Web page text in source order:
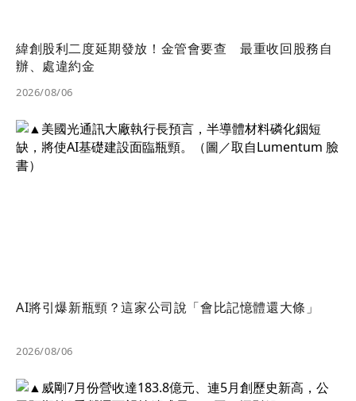
緯創股利二度延期發放！金管會要查 最重收回股務自
辦、處違約金
2026/08/06
AI將引爆新瓶頸？這家公司說「會比記憶體還大條」
2026/08/06